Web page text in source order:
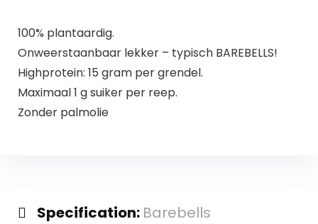
100% plantaardig.
Onweerstaanbaar lekker – typisch BAREBELLS!
Highprotein: 15 gram per grendel.
Maximaal 1 g suiker per reep.
Zonder palmolie
Specification: Barebells